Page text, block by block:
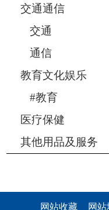
交通通信
交通
通信
教育文化娱乐
#教育
医疗保健
其他用品及 服务
网站收藏 网站